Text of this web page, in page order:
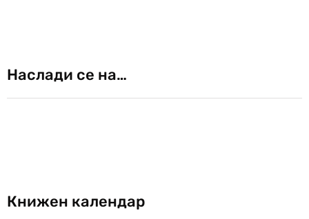
Наслади се на…
Книжен календар